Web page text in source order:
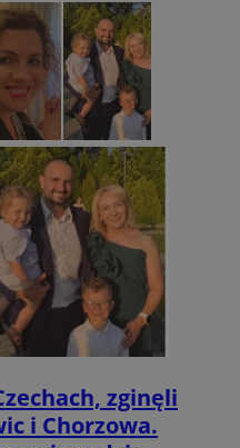
zginęli
i Chorzowa.